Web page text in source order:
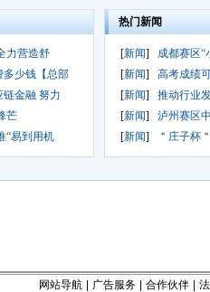
力营造舒
多少钱【总部
金融 努力
芒
“易到用机
热门新闻
[新闻]
成都赛区“
[新闻]
高考成绩
[新闻]
推动行业
[新闻]
泸州赛区
[新闻] ＂庄子杯
网站导航 广告服务 合作伙伴